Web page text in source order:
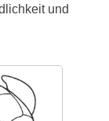
und